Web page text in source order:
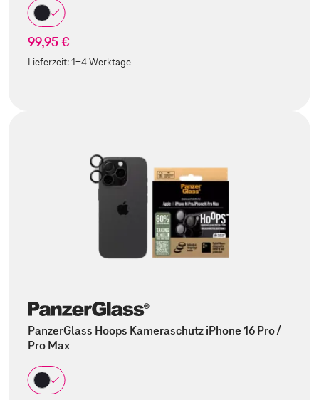
99,95 €
Lieferzeit:1-4 Werktage
PanzerGlass Hoops Kameraschutz iPhone 16 Pro /
Pro Max